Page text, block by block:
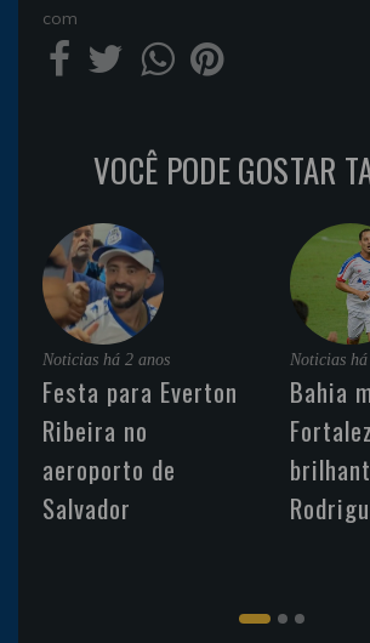
com
VOCÊ PODE GOSTAR
Noticias há 2 anos
Festa para Everton
Ribeira no
aeroporto de
Salvador
Noticias
Bahia